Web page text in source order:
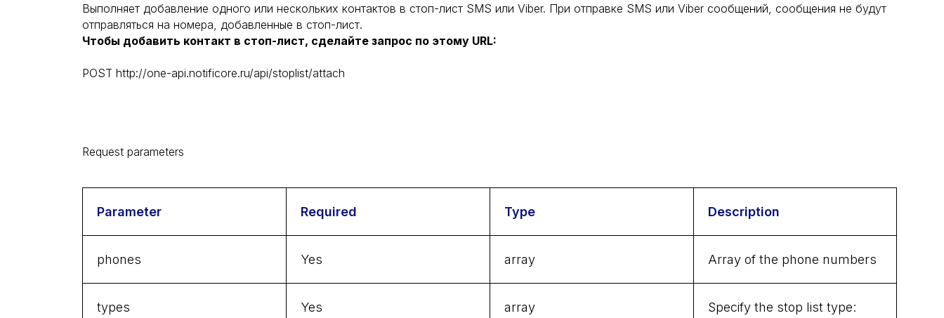
Выполняет добавление одного или нескольких контактов в стоп-лист SMS или Viber. При отправке SMS или Viber сообщений, сообщения не будут
отправляться на номера, добавленные в стоп-лист.
Чтобы добавить контакт в стоп-лист, сделайте запрос по этому URL:
POST http://one-api.notificore.ru/api/stoplist/attach
Request parameters
Parameter Required Type Description
phones Yes array Array of the phone numbers
types Yes array
Specify the stop list type: